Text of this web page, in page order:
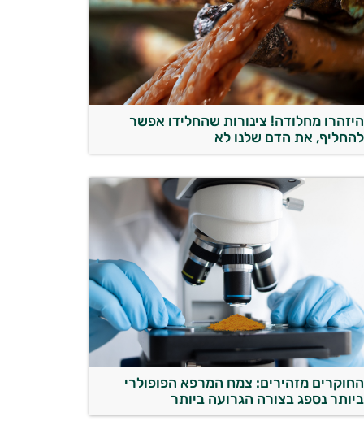
היזהרו מחלודה! צינורות שהחלידו אפשר
להחליף, את הדם שלנו לא
החוקרים מזהירים: צמח המרפא הפופולרי
ביותר נספג בצורה הגרועה ביותר